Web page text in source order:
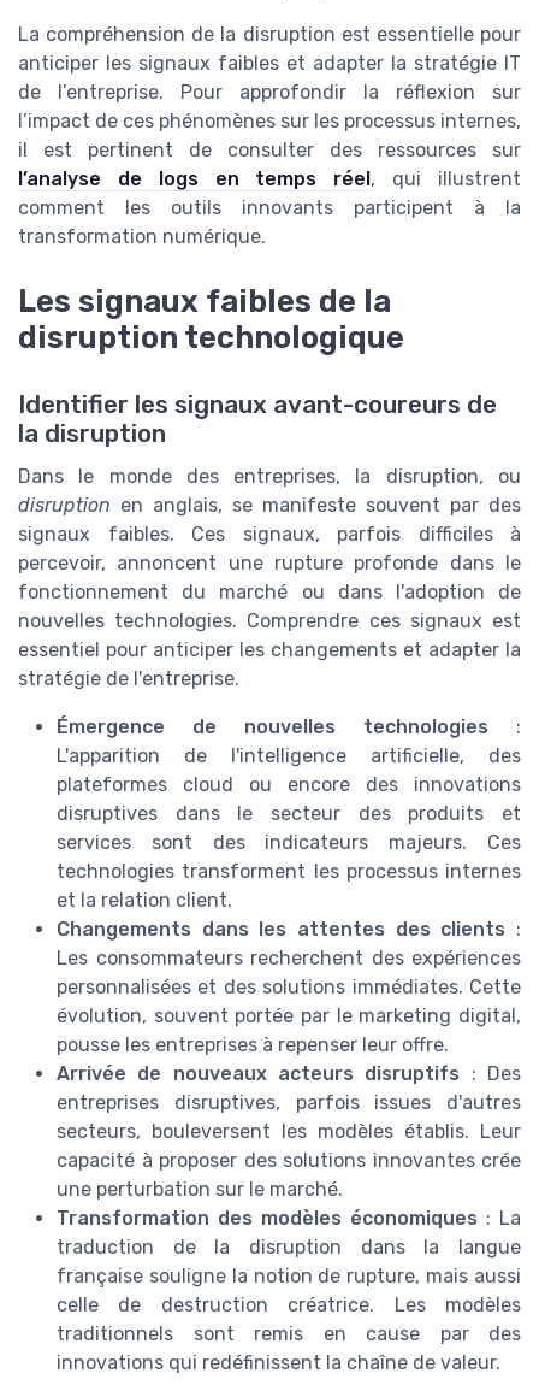
La compréhension de la disruption est essentielle pour
anticiper les signaux faibles et adapter la stratégie IT
de l’entreprise. Pour approfondir la réflexion sur
l’impact de ces phénomènes sur les processus internes,
il est pertinent de consulter des ressources sur
l’analyse de logs en temps réel, qui illustrent
comment les outils innovants participent à la
transformation numérique.
Les signaux faibles de la
disruption technologique
Identifier les signaux avant-coureurs de
la disruption
Dans le monde des entreprises, la disruption, ou
disruption en anglais, se manifeste souvent par des
signaux faibles. Ces signaux, parfois difficiles à
percevoir, annoncent une rupture profonde dans le
fonctionnement du marché ou dans l'adoption de
nouvelles technologies. Comprendre ces signaux est
essentiel pour anticiper les changements et adapter la
stratégie de l'entreprise.
Émergence de nouvelles technologies :
L'apparition de l'intelligence artificielle, des
plateformes cloud ou encore des innovations
disruptives dans le secteur des produits et
services sont des indicateurs majeurs. Ces
technologies transforment les processus internes
et la relation client.
Changements dans les attentes des clients :
Les consommateurs recherchent des expériences
personnalisées et des solutions immédiates. Cette
évolution, souvent portée par le marketing digital,
pousse les entreprises à repenser leur offre.
Arrivée de nouveaux acteurs disruptifs : Des
entreprises disruptives, parfois issues d'autres
secteurs, bouleversent les modèles établis. Leur
capacité à proposer des solutions innovantes crée
une perturbation sur le marché.
Transformation des modèles économiques : La
traduction de la disruption dans la langue
française souligne la notion de rupture, mais aussi
celle de destruction créatrice. Les modèles
traditionnels sont remis en cause par des
innovations qui redéfinissent la chaîne de valeur.